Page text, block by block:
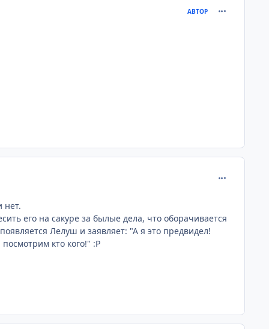
АВТОР
нет.
его на сакуре за былые дела, что оборачивается
Лелуш и заявляет: "А я это предвидел!
кто кого!" :P